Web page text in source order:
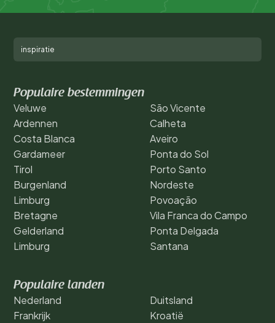
inspiratie
Populaire bestemmingen
Veluwe
Ardennen
Costa Blanca
Gardameer
Tirol
Burgenland
Limburg
Bretagne
Gelderland
Limburg
São Vicente
Calheta
Aveiro
Ponta do Sol
Porto Santo
Nordeste
Povoação
Vila Franca do Campo
Ponta Delgada
Santana
Populaire landen
Nederland
Frankrijk
Duitsland
Kroatië